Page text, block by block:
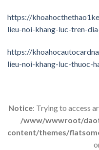
https://
lieu-noi-khang-luc-tren-
https://
lieu-noi-khang-luc-thuoc-
Notice: Trying to access
/www/wwwroot/
content/themes/